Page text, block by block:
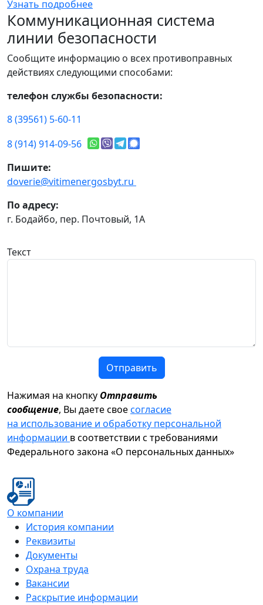
Узнать подробнее
Коммуникационная система
линии безопасности
Сообщите информацию о всех противоправных
действиях следующими способами:
телефон службы безопасности:
8 (39561) 5-60-11
8 (914) 914-09-56
Пишите:
doverie@vitimenergosbyt.ru
По адресу:
г. Бодайбо, пер. Почтовый, 1А
Текст
Отправить
Нажимая на кнопку Отправить
сообщение, Вы даете своесогласие
на использование и обработку персональной
информации в соответствии с требованиями
Федерального закона «О персональных данных»
О компании
История компании
Реквизиты
Документы
Охрана труда
Вакансии
Раскрытие информации